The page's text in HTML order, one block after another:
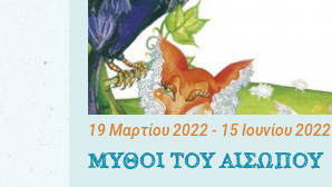
19 Μαρτίου 2022- 15 Ιουνίου 2022
ΜΥΘΟΙ ΤΟΥ ΑΙΣΩΠΟΥ